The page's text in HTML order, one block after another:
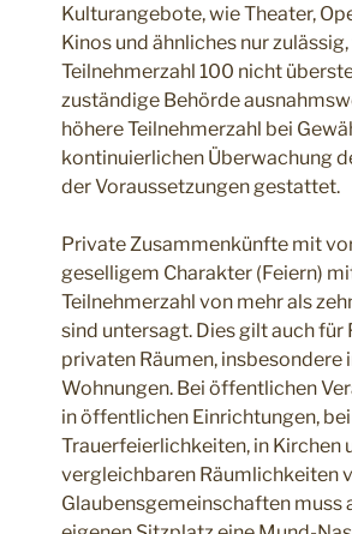
Kulturangebote, wie Theater,
Kinos und ähnliches nur
Teilnehmerzahl 100 nicht
zuständige Behörde
höhere Teilnehmerzahl bei
kontinuierlichen Überwachung
der Voraussetzungen gestattet.
Private Zusammenkünfte mit
geselligem Charakter (Feiern)
Teilnehmerzahl von mehr als
sind untersagt. Dies gilt auch für
privaten Räumen, insbesondere
Wohnungen. Bei öffentlichen
in öffentlichen Einrichtungen, bei
Trauerfeierlichkeiten, in Kirchen
vergleichbaren Räumlichkeiten
Glaubensgemeinschaften muss